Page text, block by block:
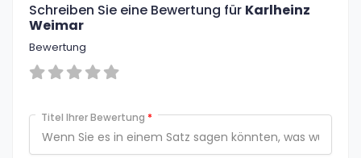
Schreiben Sie eine Bewertung für Karlheinz
Weimar
Bewertung
Titel Ihrer Bewertung *